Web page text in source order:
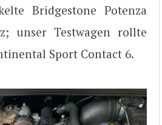
Bridgestone Potenza
unser Testwagen rollte
Sport Contact 6.